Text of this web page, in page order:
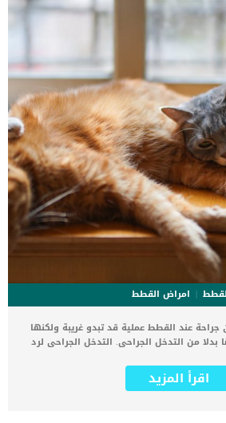
هى نفسها السنة فى عالم القطط ؟؟ الاجابة
قطعا لا. فالقطط […]
امراض القطط
عند القطط عملية قد تبدو غريبة ولكنها
من التدخل الجراحى. التدخل الجراحى لرد
فى جسم القطة يتحقق عند رد مفصل القطة
القطط الى خلع مفصل الساق او الفخذ نتيجة
اقرأ المزيد